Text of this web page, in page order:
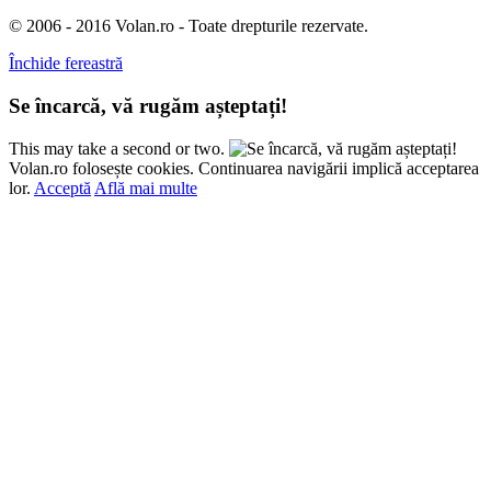
© 2006 - 2016 Volan.ro - Toate drepturile rezervate.
Închide fereastră
Se încarcă, vă rugăm așteptați!
This may take a second or two.
Volan.ro folosește cookies. Continuarea navigării implică acceptarea
lor. Acceptă Află mai multe